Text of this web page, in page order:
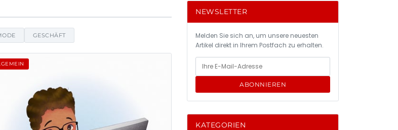
und Einblicke
GESCHÄFT
NEWSLETTER
Melden Sie sich an, um unsere neuesten
Artikel direkt in Ihrem Postfach zu erhalten.
ABONNIEREN
KATEGORIEN